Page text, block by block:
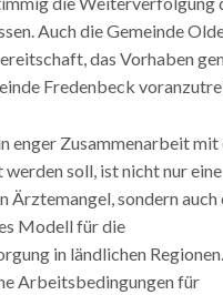
Auch die Gemeinde
das Vorhaben
Fredenbeck
enger Zusammenarbeit mit
soll, ist nicht nur
Ärztemangel, sondern auch
Modell für die
in ländlichen
Arbeitsbedingungen für